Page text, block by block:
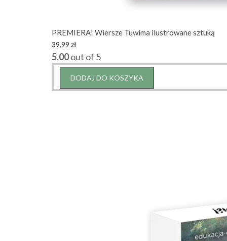
PREMIERA! Wiersze Tuwima ilustrowane sztuką
39,99 zł
5.00out of 5
DODAJ DO KOSZYKA